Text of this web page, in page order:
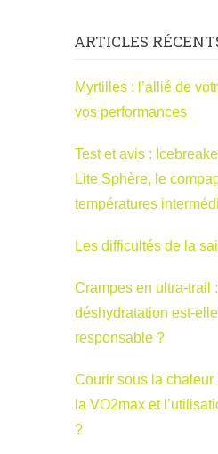
ARTICLES
Myrtilles : l’allié de
vos performances
Test et avis :
Lite Sphère, le
températures
Les difficultés de la
Crampes en ultra-trail
déshydratation est-
responsable ?
Courir sous la chaleur
la VO2max et
?